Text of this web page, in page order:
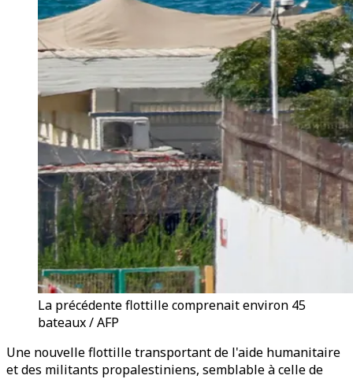
La précédente flottille comprenait environ 45
bateaux / AFP
Une nouvelle flottille transportant de l'aide humanitaire
et des militants propalestiniens, semblable à celle de